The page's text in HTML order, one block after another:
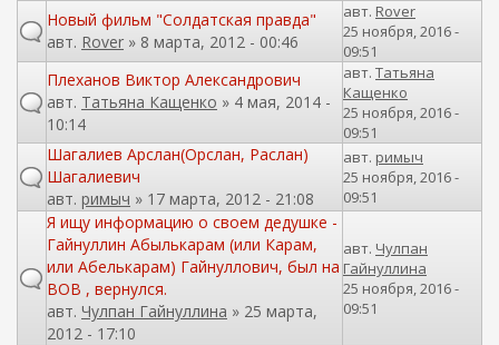
Новый фильм "Солдатская правда"
авт. Rover » 8 марта, 2012 - 00:46
авт. Rover
25 ноября, 2016 -
09:51
Плеханов Виктор Александрович
авт. Татьяна Кащенко » 4 мая, 2014 -
10:14
авт. Татьяна
Кащенко
25 ноября, 2016 -
09:51
Шагалиев Арслан(Орслан, Раслан)
Шагалиевич
авт. римыч » 17 марта, 2012 - 21:08
авт. римыч
25 ноября, 2016 -
09:51
Я ищу информацию о своем дедушке -
Гайнуллин Абылькарам (или Карам,
или Абелькарам) Гайнуллович, был на
ВОВ , вернулся.
авт. Чулпан Гайнуллина » 25 марта,
2012 - 17:10
авт. Чулпан
Гайнуллина
25 ноября, 2016 -
09:51